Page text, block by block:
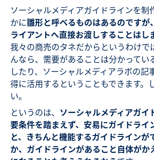
ソーシャルメディアガイドラインを制
かに雛形と呼べるものはあるのですが
ライアントへ直接お渡しすることはし
我々の商売のタネだからというわけで
んなら、需要があることは分かってい
したり、ソーシャルメディアラボの記
得に活用するということもできます。
い。
というのは、 ソーシャルメディアガイ
要条件を踏まえず、安易にガイドライ
と、きちんと機能するガイドラインが
か、ガイドラインがあること自体がか